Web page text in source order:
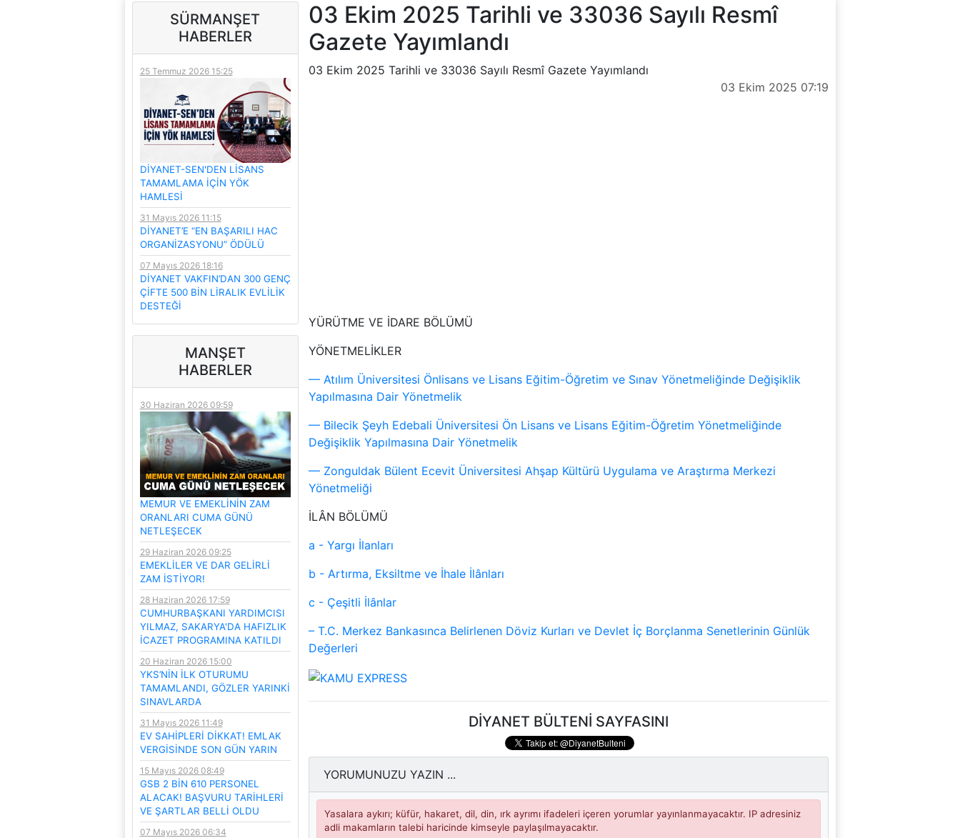
SÜRMANŞET
HABERLER
25 Temmuz 2026 15:25
DİYANET-SEN'DEN LİSANS
TAMAMLAMA İÇİN YÖK
HAMLESİ
31 Mayıs 2026 11:15
DİYANET’E “EN BAŞARILI HAC
ORGANİZASYONU” ÖDÜLÜ
07 Mayıs 2026 18:16
DİYANET VAKFIN’DAN 300 GENÇ
ÇİFTE 500 BİN LİRALIK EVLİLİK
DESTEĞİ
MANŞET
HABERLER
30 Haziran 2026 09:59
MEMUR VE EMEKLİNİN ZAM
ORANLARI CUMA GÜNÜ
NETLEŞECEK
29 Haziran 2026 09:25
EMEKLİLER VE DAR GELİRLİ
ZAM İSTİYOR!
28 Haziran 2026 17:59
CUMHURBAŞKANI YARDIMCISI
YILMAZ, SAKARYA'DA HAFIZLIK
İCAZET PROGRAMINA KATILDI
20 Haziran 2026 15:00
YKS’NİN İLK OTURUMU
TAMAMLANDI, GÖZLER YARINKİ
SINAVLARDA
31 Mayıs 2026 11:49
EV SAHİPLERİ DİKKAT! EMLAK
VERGİSİNDE SON GÜN YARIN
15 Mayıs 2026 08:49
GSB 2 BİN 610 PERSONEL
ALACAK! BAŞVURU TARİHLERİ
VE ŞARTLAR BELLİ OLDU
07 Mayıs 2026 06:34
03 Ekim 2025 Tarihli ve 33036 Sayılı Resmî
Gazete Yayımlandı
03 Ekim 2025 Tarihli ve 33036 Sayılı Resmî Gazete Yayımlandı
03 Ekim 2025 07:19
YÜRÜTME VE İDARE BÖLÜMÜ
YÖNETMELİKLER
–– Atılım Üniversitesi Önlisans ve Lisans Eğitim-Öğretim ve Sınav Yönetmeliğinde Değişiklik
Yapılmasına Dair Yönetmelik
–– Bilecik Şeyh Edebali Üniversitesi Ön Lisans ve Lisans Eğitim-Öğretim Yönetmeliğinde
Değişiklik Yapılmasına Dair Yönetmelik
–– Zonguldak Bülent Ecevit Üniversitesi Ahşap Kültürü Uygulama ve Araştırma Merkezi
Yönetmeliği
İLÂN BÖLÜMÜ
a - Yargı İlanları
b - Artırma, Eksiltme ve İhale İlânları
c - Çeşitli İlânlar
– T.C. Merkez Bankasınca Belirlenen Döviz Kurları ve Devlet İç Borçlanma Senetlerinin Günlük
Değerleri
DİYANET BÜLTENİ SAYFASINI
YORUMUNUZU YAZIN ...
Yasalara aykırı; küfür, hakaret, dil, din, ırk ayrımı ifadeleri içeren yorumlar yayınlanmayacaktır. IP adresiniz
adli makamların talebi haricinde kimseyle paylaşılmayacaktır.